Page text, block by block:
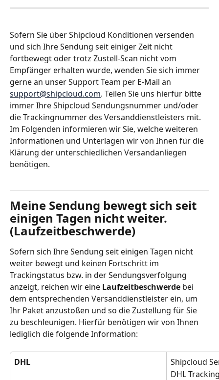
Sofern Sie über Shipcloud Konditionen versenden
und sich Ihre Sendung seit einiger Zeit nicht
fortbewegt oder trotz Zustell-Scan nicht vom
Empfänger erhalten wurde, wenden Sie sich immer
gerne an unser Support Team per E-Mail an
support@shipcloud.com. Teilen Sie uns hierfür bitte
immer Ihre Shipcloud Sendungsnummer und/oder
die Trackingnummer des Versanddienstleisters mit.
Im Folgenden informieren wir Sie, welche weiteren
Informationen und Unterlagen wir von Ihnen für die
Klärung der unterschiedlichen Versandanliegen
benötigen.
Meine Sendung bewegt sich seit
einigen Tagen nicht weiter.
(Laufzeitbeschwerde)
Sofern sich Ihre Sendung seit einigen Tagen nicht
weiter bewegt und keinen Fortschritt im
Trackingstatus bzw. in der Sendungsverfolgung
anzeigt, reichen wir eine Laufzeitbeschwerde bei
dem entsprechenden Versanddienstleister ein, um
Ihr Paket anzustoßen und so die Zustellung für Sie
zu beschleunigen. Hierfür benötigen wir von Ihnen
lediglich die folgende Information:
DHL
Shipcloud
DHL